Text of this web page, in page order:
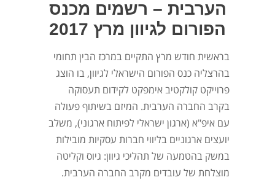
הערבית – רשמים מכנס
הפורום לגיוון מרץ 2017
בראשית חודש מרץ התקיים במרכז הבין תחומי
בהרצליה כנס הפורום הישראלי לגיוון, בו הוצג
פרוייקט קולקטיב אימפקט לקידום תעסוקה
בקרב החברה הערבית. המיזם בשיתוף פעולה
עם איפ"א (ארגון ישראלי לפיתוח ארגוני), משלב
יועצים ארגוניים בליווי חברות עסקיות מובילות
במשק בהטמעה של תהליכי גיוון: גיוס וקליטה
מוצלחת של עובדים מקרב החברה הערבית.